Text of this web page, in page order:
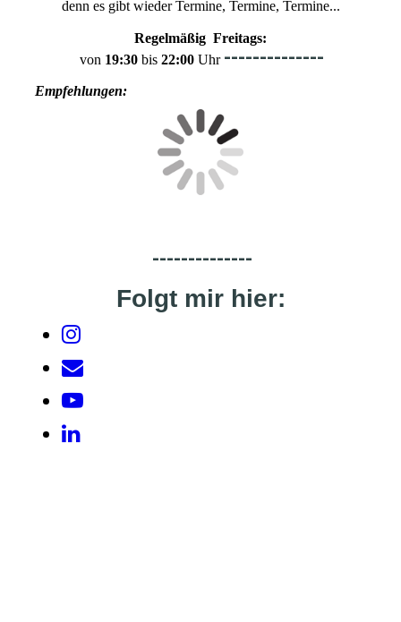
denn es gibt wieder Termine, Termine, Termine...
Regelmäßig Freitags:
von 19:30 bis 22:00 Uhr --------------
Empfehlungen:
--------------
Folgt mir hier: